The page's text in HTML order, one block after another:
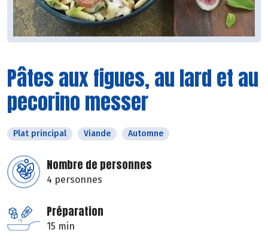
Pâtes aux figues, au lard et au
pecorino messer
Plat principal Viande Automne
Nombre de personnes
4 personnes
Préparation
15 min